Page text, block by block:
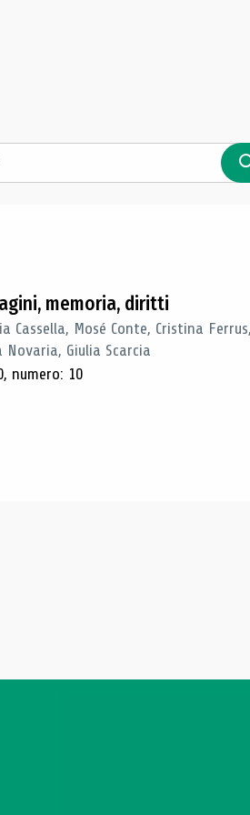
memoria, diritti
Cassella, Mosé Conte, Cristina
Giulia Scarcia
numero: 10